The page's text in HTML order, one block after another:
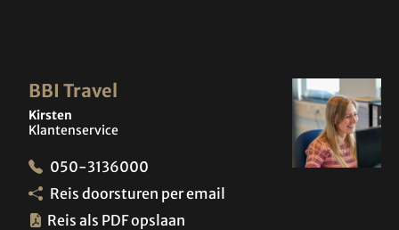
BBI Travel
Kirsten
Klantenservice
050-3136000
Reis doorsturen per email
Reis als PDF opslaan